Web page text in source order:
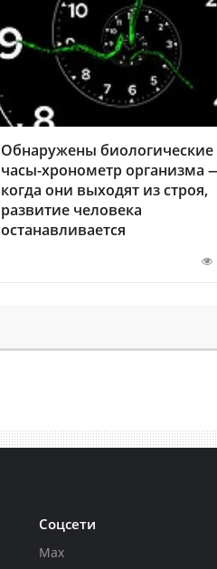
Обнаружены биологические
часы-хронометр организма
когда они выходят из строя,
развитие человека
останавливается
Соцсети
Max